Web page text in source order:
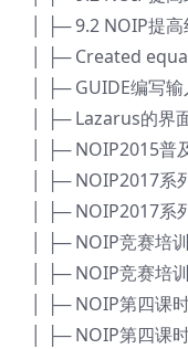
│ ├─ 9.2 NOIP提
│ ├─ Created
│ ├─ GUIDE编写
│ ├─ Lazarus的界
│ ├─ NOIP2015普
│ ├─ NOIP2017
│ ├─ NOIP2017
│ ├─ NOIP竞赛培
│ ├─ NOIP竞赛培
│ ├─ NOIP第四课
│ ├─ NOIP第四课